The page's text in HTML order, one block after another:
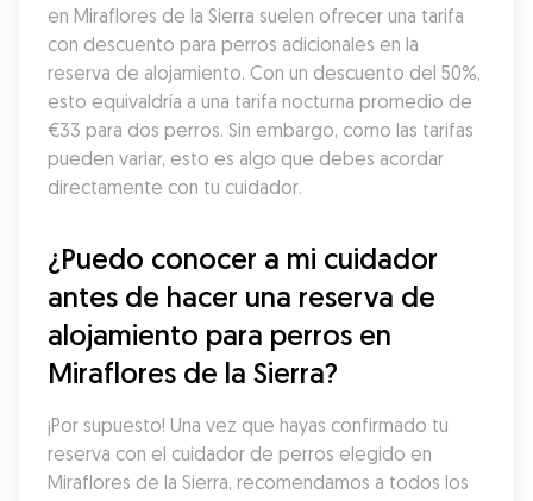
en Miraflores de la Sierra suelen ofrecer una tarifa
con descuento para perros adicionales en la
reserva de alojamiento. Con un descuento del 50%,
esto equivaldría a una tarifa nocturna promedio de
€33 para dos perros. Sin embargo, como las tarifas
pueden variar, esto es algo que debes acordar
directamente con tu cuidador.
¿Puedo conocer a mi cuidador
antes de hacer una reserva de
alojamiento para perros en
Miraflores de la Sierra?
¡Por supuesto! Una vez que hayas confirmado tu
reserva con el cuidador de perros elegido en
Miraflores de la Sierra, recomendamos a todos los